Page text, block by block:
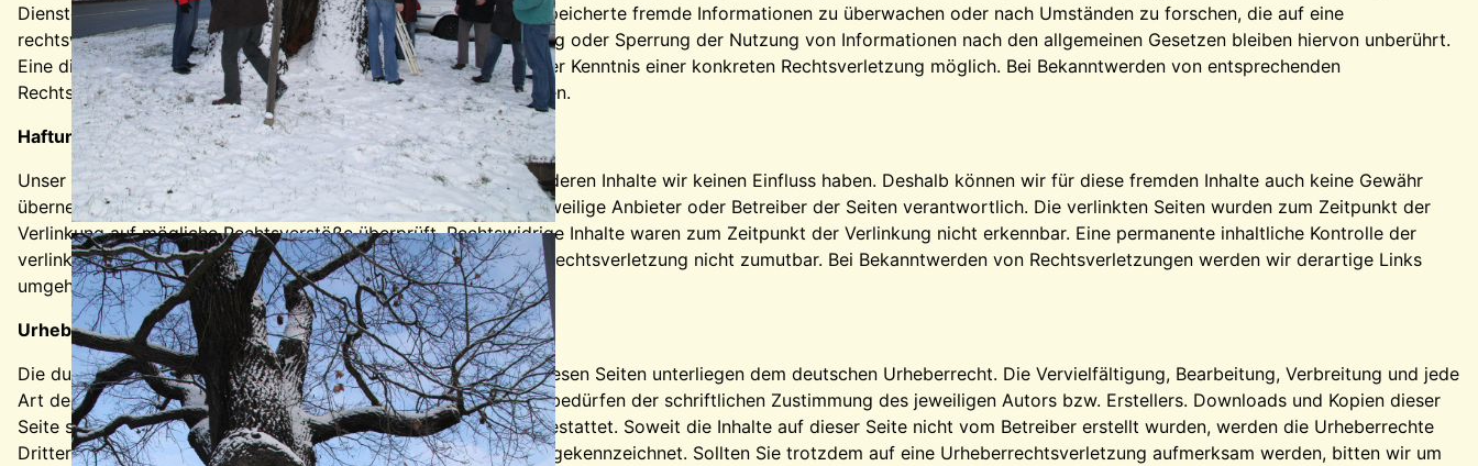
Diensteanbieter jedoch nicht verpflichtet, übermittelte oder gespeicherte fremde Informationen zu überwachen oder nach Umständen zu forschen, die auf eine
rechtswidrige Tätigkeit hinweisen. Verpflichtungen zur Entfernung oder Sperrung der Nutzung von Informationen nach den allgemeinen Gesetzen bleiben hiervon unberührt.
Eine diesbezügliche Haftung ist jedoch erst ab dem Zeitpunkt der Kenntnis einer konkreten Rechtsverletzung möglich. Bei Bekanntwerden von entsprechenden
Rechtsverletzungen werden wir diese Inhalte umgehend entfernen.
Haftung für Links
Unser Angebot enthält Links zu externen Webseiten Dritter, auf deren Inhalte wir keinen Einfluss haben. Deshalb können wir für diese fremden Inhalte auch keine Gewähr
übernehmen. Für die Inhalte der verlinkten Seiten ist stets der jeweilige Anbieter oder Betreiber der Seiten verantwortlich. Die verlinkten Seiten wurden zum Zeitpunkt der
Verlinkung auf mögliche Rechtsverstöße überprüft. Rechtswidrige Inhalte waren zum Zeitpunkt der Verlinkung nicht erkennbar. Eine permanente inhaltliche Kontrolle der
verlinkten Seiten ist jedoch ohne konkrete Anhaltspunkte einer Rechtsverletzung nicht zumutbar. Bei Bekanntwerden von Rechtsverletzungen werden wir derartige Links
umgehend entfernen.
Urheberrecht
Die durch die Seitenbetreiber erstellten Inhalte und Werke auf diesen Seiten unterliegen dem deutschen Urheberrecht. Die Vervielfältigung, Bearbeitung, Verbreitung und jede
Art der Verwertung außerhalb der Grenzen des Urheberrechtes bedürfen der schriftlichen Zustimmung des jeweiligen Autors bzw. Erstellers. Downloads und Kopien dieser
Seite sind nur für den privaten, nicht kommerziellen Gebrauch gestattet. Soweit die Inhalte auf dieser Seite nicht vom Betreiber erstellt wurden, werden die Urheberrechte
Dritter beachtet. Insbesondere werden Inhalte Dritter als solche gekennzeichnet. Sollten Sie trotzdem auf eine Urheberrechtsverletzung aufmerksam werden, bitten wir um